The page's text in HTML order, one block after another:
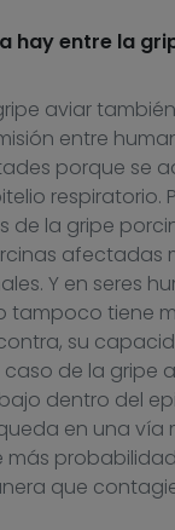
hay entre la
aviar
entre
porque se
respiratorio.
de la gripe
afectadas
Y en seres
tampoco tiene
su
caso de la gripe
dentro del
en una vía
más
que